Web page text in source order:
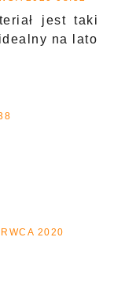
jest taki
na lato
2020